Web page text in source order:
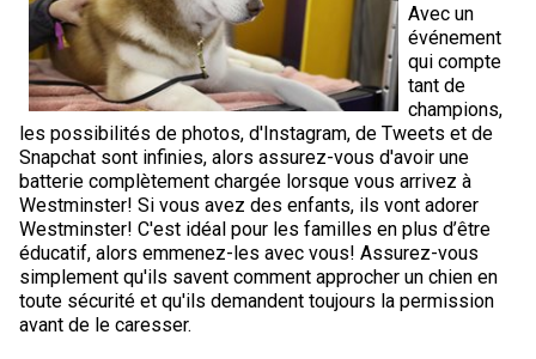
Avec un
événement
qui compte
tant de
champions,
les possibilités de photos, d'Instagram, de Tweets et de
Snapchat sont infinies, alors assurez-vous d'avoir une
batterie complètement chargée lorsque vous arrivez à
Westminster! Si vous avez des enfants, ils vont adorer
Westminster! C'est idéal pour les familles en plus d’être
éducatif, alors emmenez-les avec vous! Assurez-vous
simplement qu'ils savent comment approcher un chien en
toute sécurité et qu'ils demandent toujours la permission
avant de le caresser.